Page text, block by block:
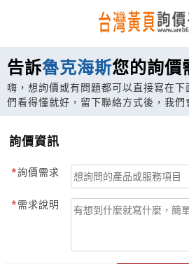
告訴魯克海斯您的詢價
嗨，想詢價或有問題都可以直接寫在
們看得懂就好，留下聯絡方式後，我們
詢價資訊
詢價需求
需求說明